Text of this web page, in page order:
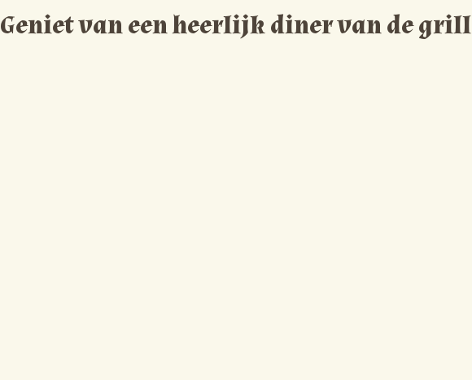
Geniet van een heerlijk diner van de